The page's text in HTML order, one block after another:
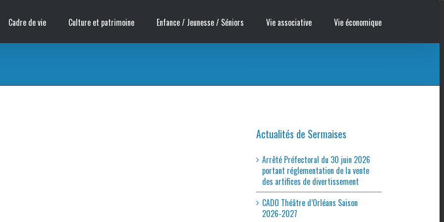
Cadre de vie Culture et patrimoine Enfance / Jeunesse / Séniors Vie associative Vie économique
Actualités de Sermaises
Arrêté Préfectoral du 30 juin 2026
portant réglementation de la vente
des artifices de divertissement
CADO Théâtre d’Orléans Saison
2026-2027